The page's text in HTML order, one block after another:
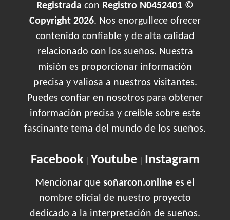
Registrada con Registro N0452401 ©
Copyright 2026. Nos enorgullece ofrecer
contenido confiable y de alta calidad
relacionado con los sueños. Nuestra
misión es proporcionar información
precisa y valiosa a nuestros visitantes.
Puedes confiar en nosotros para obtener
información precisa y creíble sobre este
fascinante tema del mundo de los sueños.
Facebook| Youtube| Instagram
Mencionar que soñarcon.online es el
nombre oficial de nuestro proyecto
dedicado a la interpretación de sueños.